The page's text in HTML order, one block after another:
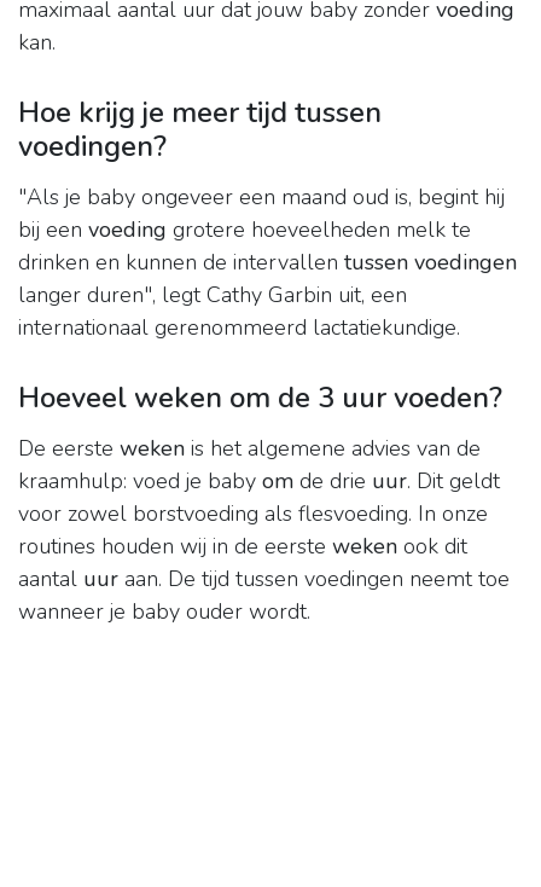
maximaal aantal uur dat jouw baby zonder voeding
kan.
Hoe krijg je meer tijd tussen
voedingen?
"Als je baby ongeveer een maand oud is, begint hij
bij een voeding grotere hoeveelheden melk te
drinken en kunnen de intervallen tussen voedingen
langer duren", legt Cathy Garbin uit, een
internationaal gerenommeerd lactatiekundige.
Hoeveel weken om de 3 uur voeden?
De eerste weken is het algemene advies van de
kraamhulp: voed je baby om de drie uur. Dit geldt
voor zowel borstvoeding als flesvoeding. In onze
routines houden wij in de eerste weken ook dit
aantal uur aan. De tijd tussen voedingen neemt toe
wanneer je baby ouder wordt.